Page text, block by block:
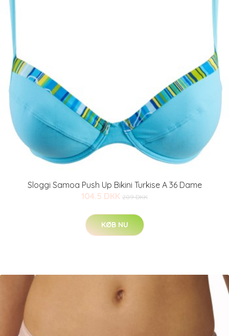
Sloggi Samoa Push Up Bikini Turkise A 36 Dame
104.5 DKK 209 DKK
KØB NU